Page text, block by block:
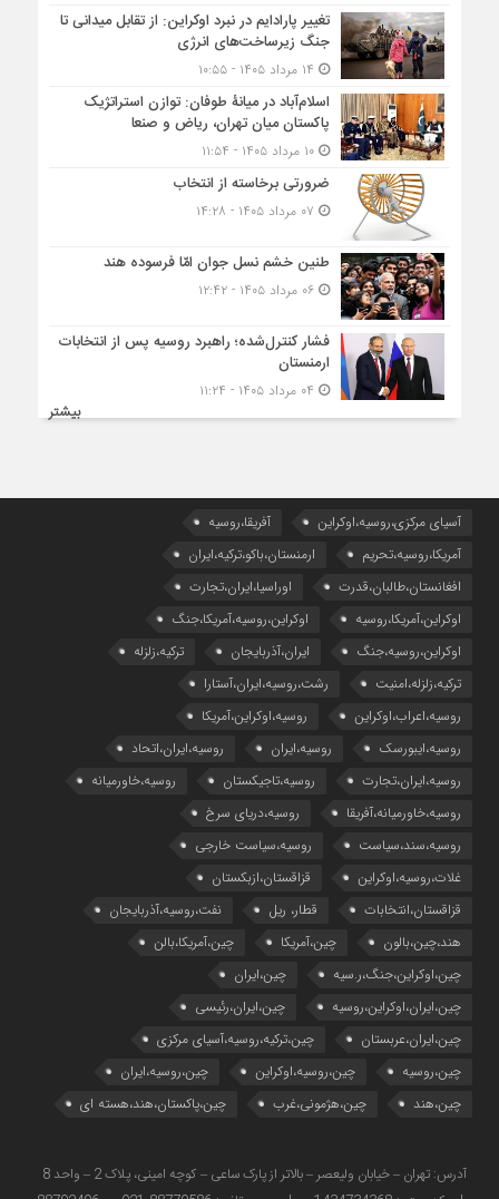
تغییر پارادایم در نبرد اوکراین: از تقابل میدانی تا
جنگ زیرساخت‌های انرژی
اسلام‌آباد در میانۀ طوفان: توازن استراتژیک
پاکستان میان تهران، ریاض و صنعا
۱۰ مرداد ۱۴۰۵ - ۱۱:۵۴
ضرورتی برخاسته از انتخاب
طنین خشم نسل جوان امّا فرسوده هند
۰۶ مرداد ۱۴۰۵ - ۱۲:۴۲
فشار کنترل‌شده؛ راهبرد روسیه پس از انتخابات
ارمنستان
بیشتر
آسیای مرکزی،روسیه،اوکراین
آفریقا،روسیه
آمریکا،روسیه،تحریم
ارمنستان،باکو،ترکیه،ایران
افغانستان،طالبان،قدرت
اوراسیا،ایران،تجارت
اوکراین،آمریکا،روسیه
اوکراین،روسیه،آمریکا،جنگ
اوکراین،روسیه،جنگ
ایران،آذربایجان
ترکیه،زلزله
ترکیه،زلزله،امنیت
رشت،روسیه،ایران،آستارا
روسیه،اعراب،اوکراین
روسیه،اوکراین،آمریکا
روسیه،ایبورسک
روسیه،ایران
روسیه،ایران،اتحاد
روسیه،ایران،تجارت
روسیه،تاجیکستان
روسیه،خاورمیانه
روسیه،خاورمیانه،آفریقا
روسیه،دریای سرخ
روسیه،سند،سیاست
روسیه،سیاست خارجی
غلات،روسیه،اوکراین
قزاقستان،ازبکستان
قزاقستان،انتخابات
قطار، ریل
نفت،روسیه،آذربایجان
هند،چین،بالون
چین،آمریکا
چین،آمریکا،بالن
چین،اوکراین،جنگ،ر.سیه
چین،ایران
چین،ایران،اوکراین،روسیه
چین،ایران،رئیسی
چین،ایران،عربستان
چین،ترکیه،روسیه،آسیای مرکزی
چین،روسیه
چین،روسیه،اوکراین
چین،روسیه،ایران
چین،هند
چین،هژمونی،غرب چین،پاکستان،هند،هسته ای